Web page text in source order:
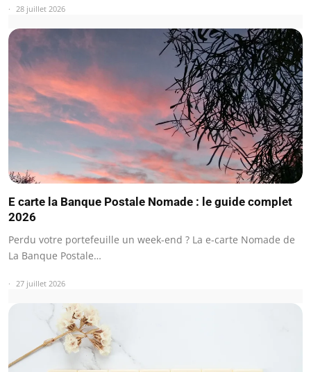
28 juillet 2026
E carte la Banque Postale Nomade : le guide complet
2026
Perdu votre portefeuille un week-end ? La e-carte Nomade de
La Banque Postale…
27 juillet 2026